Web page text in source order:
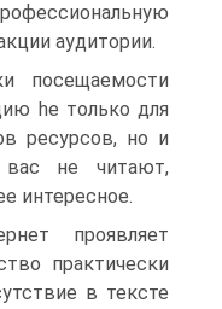
аудитории.
посещаемости
he только для
ресурсов, но и
вас не читают,
интересное.
проявляет
практически
в тексте